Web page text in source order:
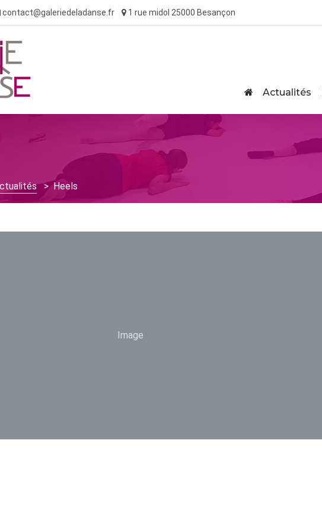
contact@galeriedeladanse.fr 1 rue midol 25000 Besançon
Home
Actualités
> Heels
Image